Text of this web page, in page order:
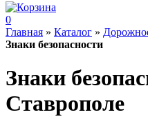
0
Главная » Каталог »
Знаки безопасности
Знаки
Ставрополе